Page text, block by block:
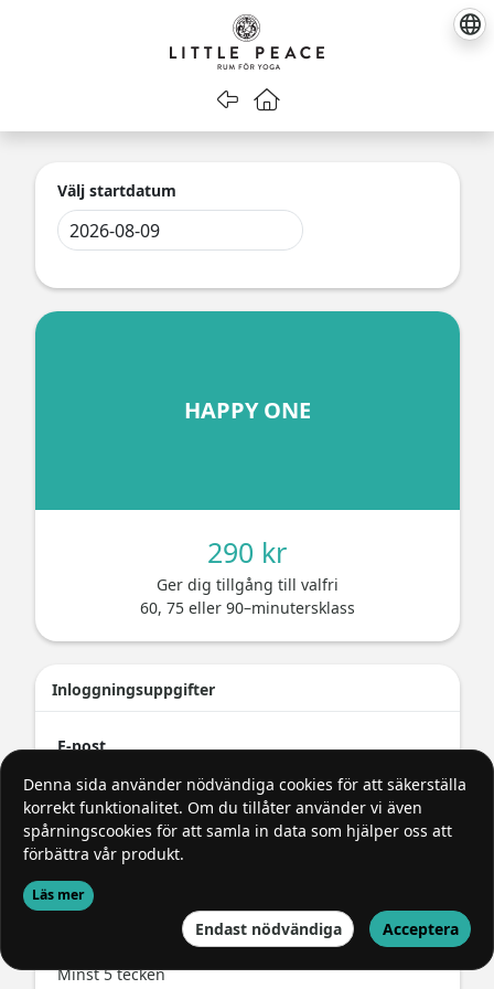
Gå tillbakaGå till startsidan
Välj startdatum
HAPPY ONE
290 kr
Ger dig tillgång till valfri
60, 75 eller 90–minutersklass
Inloggningsuppgifter
E-post
Lösenord
Minst 5 tecken
Denna sida använder nödvändiga cookies för att säkerställa
korrekt funktionalitet. Om du tillåter använder vi även
spårningscookies för att samla in data som hjälper oss att
förbättra vår produkt.
Läs mer
Endast nödvändiga Acceptera